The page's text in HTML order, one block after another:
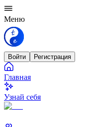
Меню
Войти Регистрация
Главная
Узнай себя